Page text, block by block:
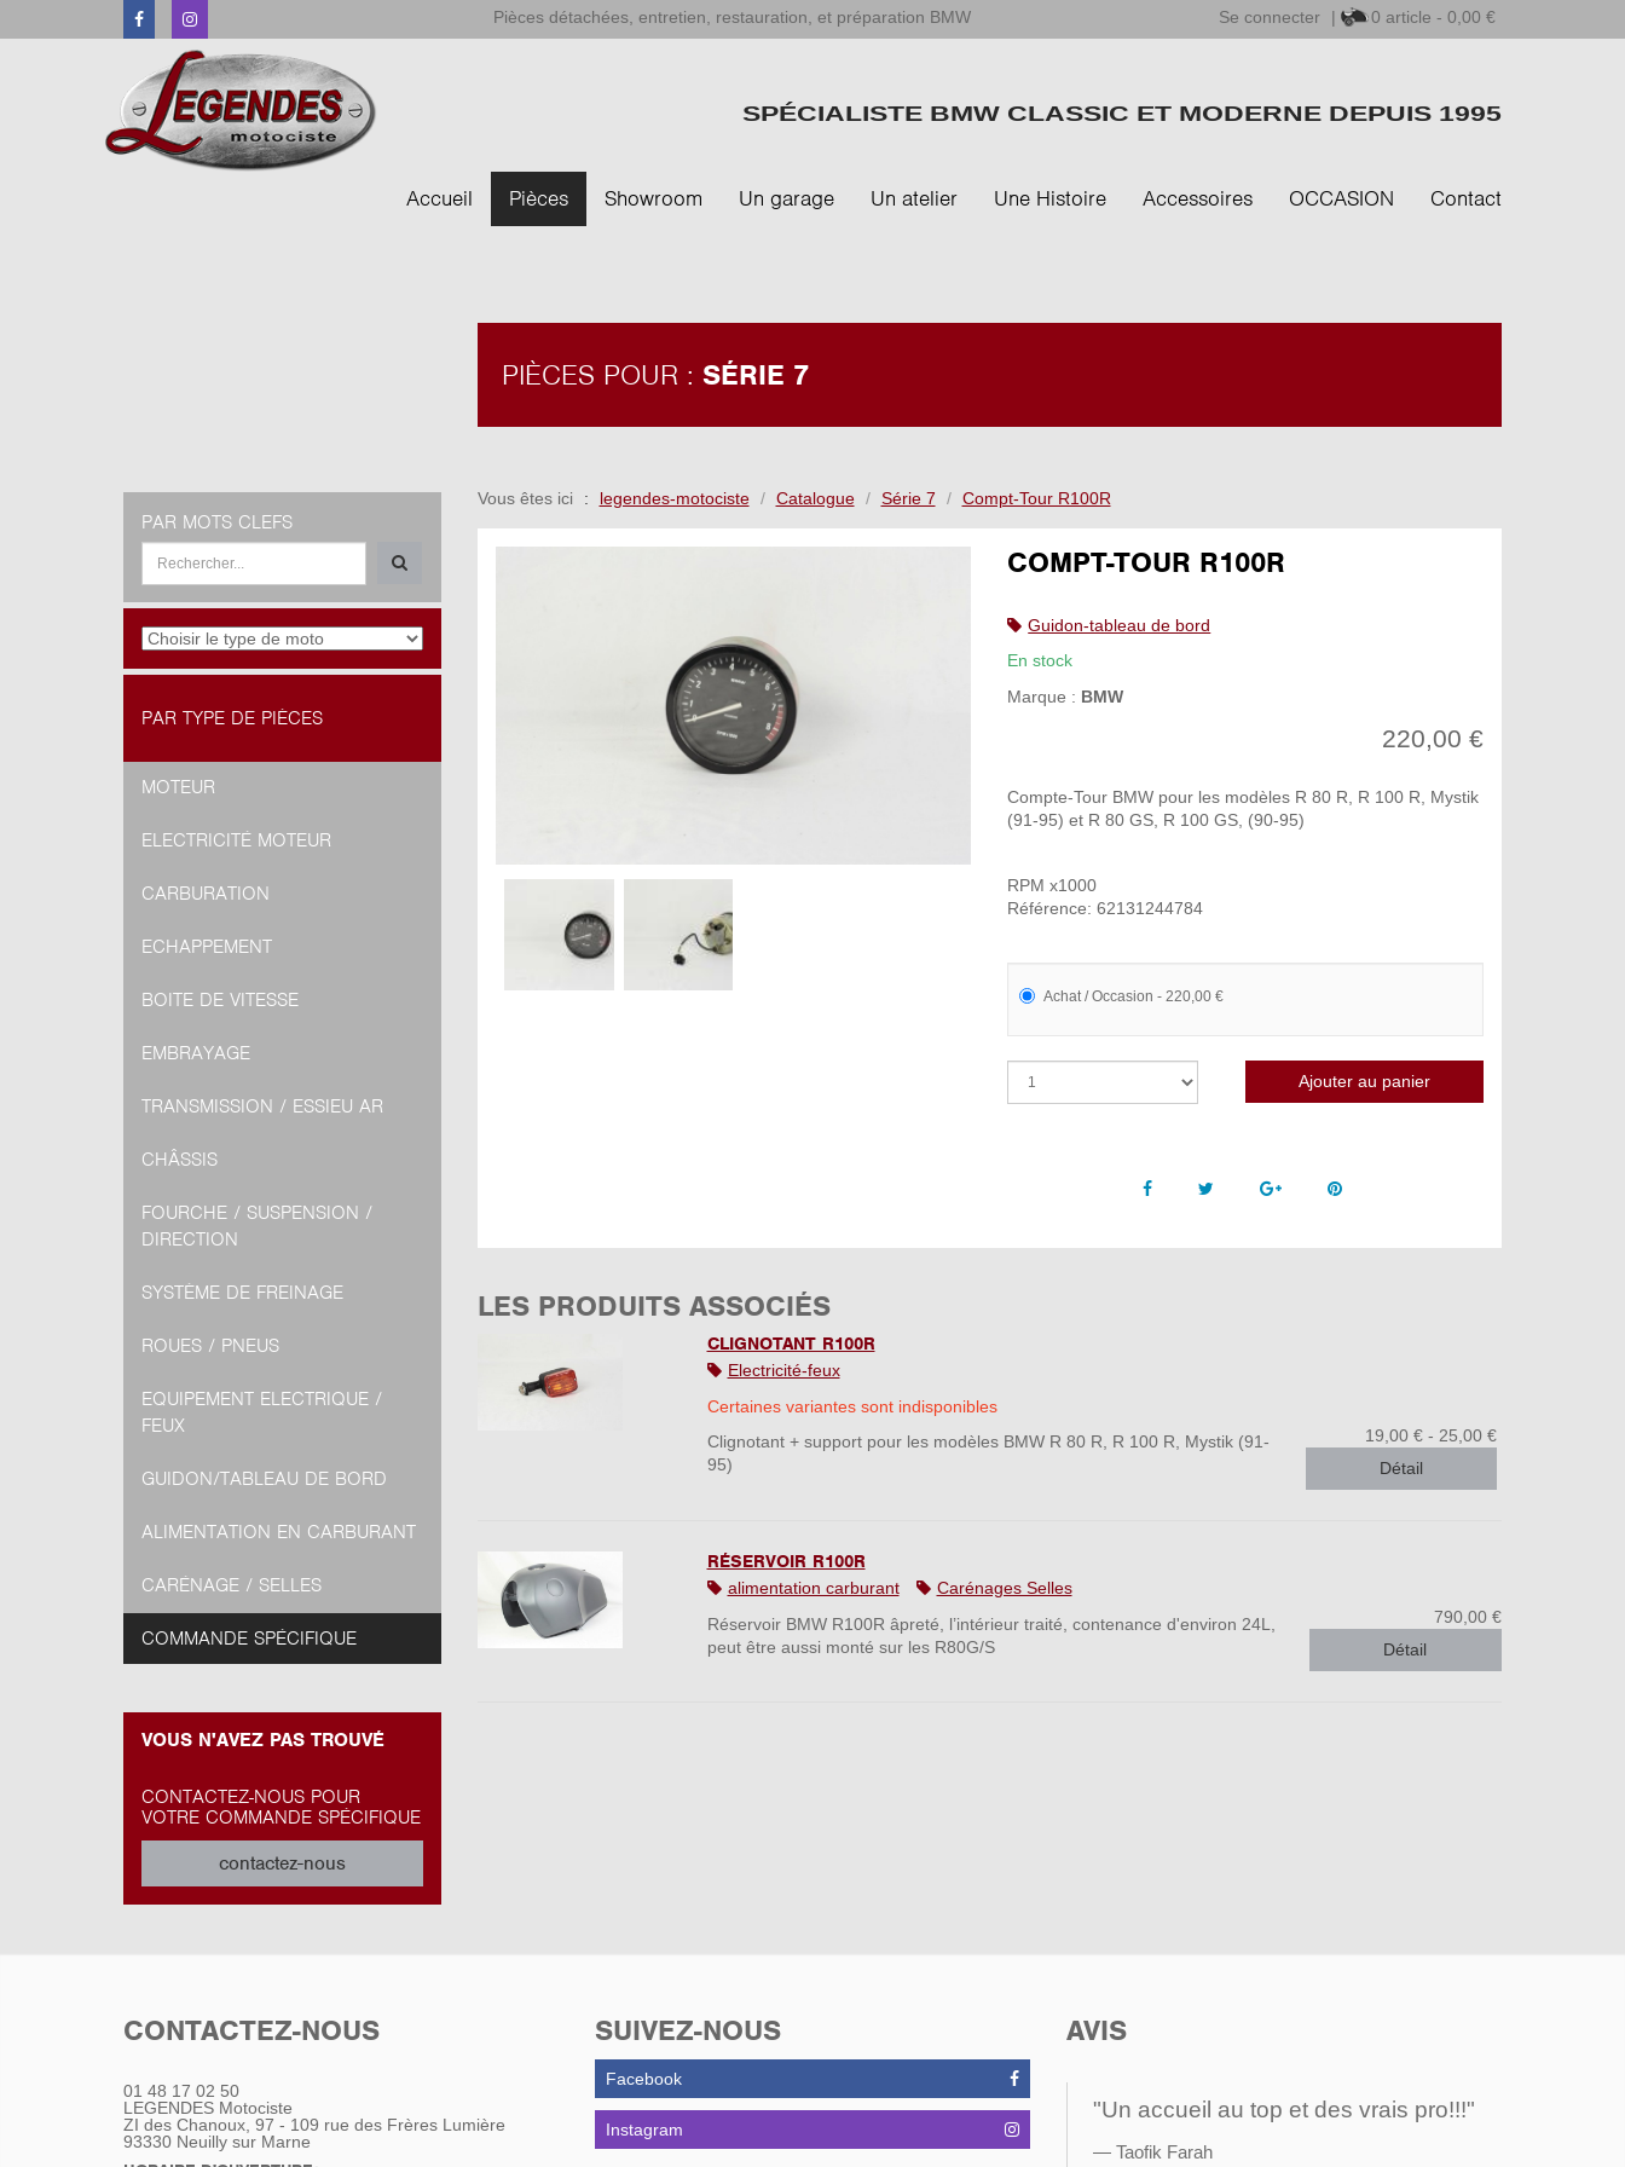
FacebookInstagram Pièces détachées, entretien, restauration, et préparation BMW Se connecter | 0 article - 0,00 €
SPÉCIALISTE BMW CLASSIC ET MODERNE DEPUIS 1995
Accueil Pièces Showroom Un garage Un atelier Une Histoire Accessoires OCCASION Contact
PIÈCES POUR : SÉRIE 7
Vous êtes ici legendes-motociste Catalogue Série 7 Compt-Tour R100R
COMPT-TOUR R100R
Guidon-tableau de bord
En stock
Marque : BMW
220,00 €
Compte-Tour BMW pour les modèles R 80 R, R 100 R, Mystik
(91-95) et R 80 GS, R 100 GS, (90-95)
RPM x1000
Référence: 62131244784
Achat / Occasion - 220,00 €
Facebook Twitter Google +Pinterest
LES PRODUITS ASSOCIÉS
CLIGNOTANT R100R
Electricité-feux
Certaines variantes sont indisponibles
Clignotant + support pour les modèles BMW R 80 R, R 100 R, Mystik (91-
95)
19,00 € - 25,00 €
Détail
RÉSERVOIR R100R
alimentation carburant
Carénages Selles
Réservoir BMW R100R âpreté, l’intérieur traité, contenance d'environ 24L,
peut être aussi monté sur les R80G/S
790,00 €
Détail
PAR MOTS CLEFS
PAR TYPE DE PIÈCES
MOTEUR
ELECTRICITÉ MOTEUR
CARBURATION
ECHAPPEMENT
BOITE DE VITESSE
EMBRAYAGE
TRANSMISSION / ESSIEU AR
CHÂSSIS
FOURCHE / SUSPENSION /
DIRECTION
SYSTÈME DE FREINAGE
ROUES / PNEUS
EQUIPEMENT ELECTRIQUE /
FEUX
GUIDON/TABLEAU DE BORD
ALIMENTATION EN CARBURANT
CARÉNAGE / SELLES
COMMANDE SPÉCIFIQUE
VOUS N'AVEZ PAS TROUVÉ
CONTACTEZ-NOUS POUR
VOTRE COMMANDE SPÉCIFIQUE
contactez-nous
CONTACTEZ-NOUS
01 48 17 02 50
LEGENDES Motociste
ZI des Chanoux, 97 - 109 rue des Frères Lumière
93330 Neuilly sur Marne
SUIVEZ-NOUS
Facebook
Instagram
AVIS
"Un accueil au top et des vrais pro!!!"
Taofik Farah